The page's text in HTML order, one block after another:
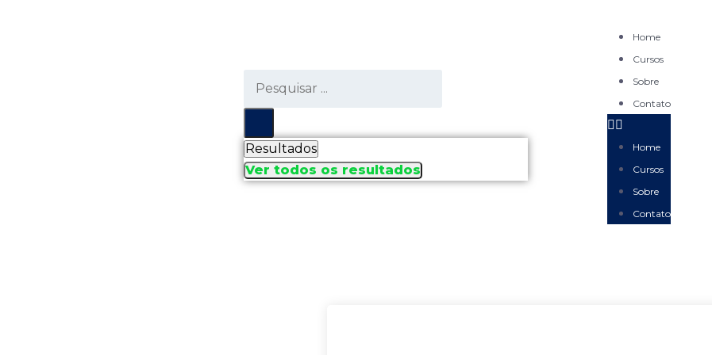
Resultados
Ver todos os resultados
Home
Cursos
Sobre
Contato
Home
Cursos
Sobre
Contato